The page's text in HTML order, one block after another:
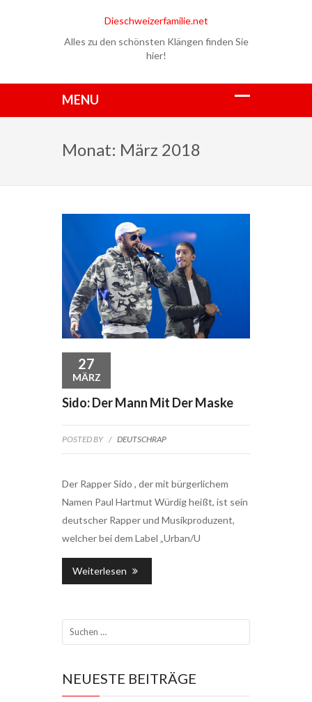
Dieschweizerfamilie.net
Alles zu den schönsten Klängen finden Sie
hier!
Monat: März 2018
27
MÄRZ
Sido: Der Mann Mit Der Maske
POSTED BY / DEUTSCHRAP
Der Rapper Sido , der mit bürgerlichem
Namen Paul Hartmut Würdig heißt, ist sein
deutscher Rapper und Musikproduzent,
welcher bei dem Label „Urban/U
Weiterlesen
NEUESTE BEITRÄGE